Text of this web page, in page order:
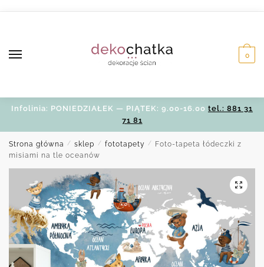
0
Infolinia: PONIEDZIAŁEK — PIĄTEK: 9.00-16.00 tel.: 881 31
71 81
Strona główna / sklep / fototapety /
Foto-tapeta łódeczki z
misiami na tle oceanów